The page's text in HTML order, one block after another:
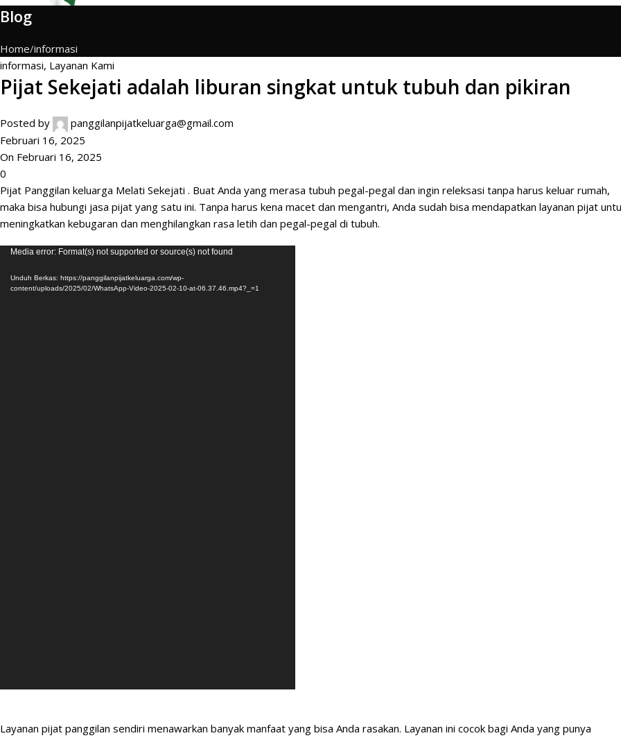
Blog
Home informasi
informasi, Layanan Kami
Pijat Sekejati adalah liburan singkat untuk tubuh dan pikiran
Posted by
panggilanpijatkeluarga@gmail.com
Februari 16, 2025
On Februari 16, 2025
0
Pijat Panggilan keluarga Melati Sekejati . Buat Anda yang merasa tubuh pegal-pegal dan ingin releksasi tanpa harus keluar rumah,
maka bisa hubungi jasa pijat yang satu ini. Tanpa harus kena macet dan mengantri, Anda sudah bisa mendapatkan layanan pijat
meningkatkan kebugaran dan menghilangkan rasa letih dan pegal-pegal di tubuh.
Pemutar
Media error: Format(s) not supported or source(s) not found
Unduh Berkas: https://panggilanpijatkeluarga.com/wp-
content/uploads/2025/02/WhatsApp-Video-2025-02-10-at-06.37.46.mp4?_=1
Layanan pijat panggilan sendiri menawarkan banyak manfaat yang bisa Anda rasakan. Layanan ini cocok bagi Anda yang punya